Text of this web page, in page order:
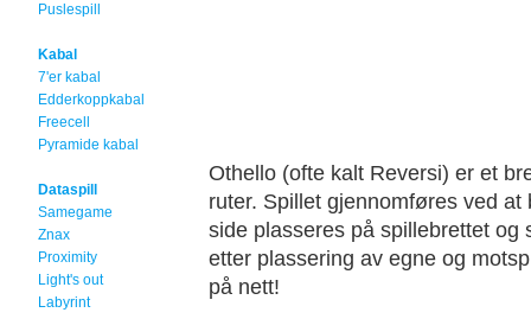
Puslespill
Kabal
7'er kabal
Edderkoppkabal
Freecell
Pyramide kabal
Dataspill
Samegame
Znax
Proximity
Light's out
Labyrint
Othello (ofte kalt Reversi) er et
ruter. Spillet gjennomføres ved
side plasseres på spillebrettet og
etter plassering av egne og
på nett!